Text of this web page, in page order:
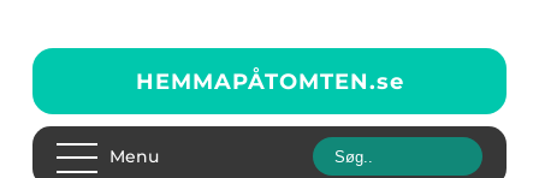
HEMMAPÅTOMTEN.se
Menu